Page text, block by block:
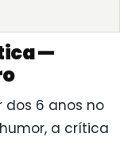
—
6 anos no
a crítica